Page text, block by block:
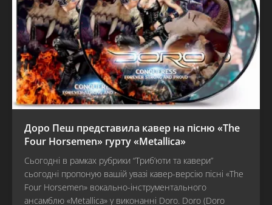
Доро Пеш представила кавер на пісню «The
Four Horsemen» гурту «Metallica»
Сьогодні в рамках рубрики “Триб’юти та кавери”
сьогодні пропоную вашій увазі кавер-версію пісні «The
Four Horsemen» вокально-інструментального
ансамблю «Metallica» у виконанні Doro. Doro (Doro